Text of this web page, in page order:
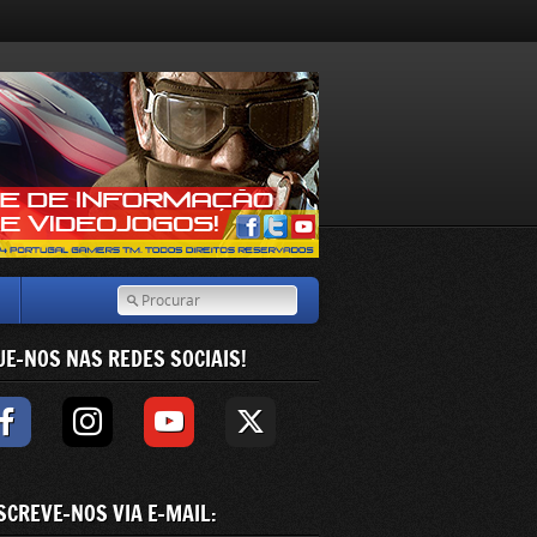
NOS NAS REDES SOCIAIS!
NOS VIA E-MAIL: